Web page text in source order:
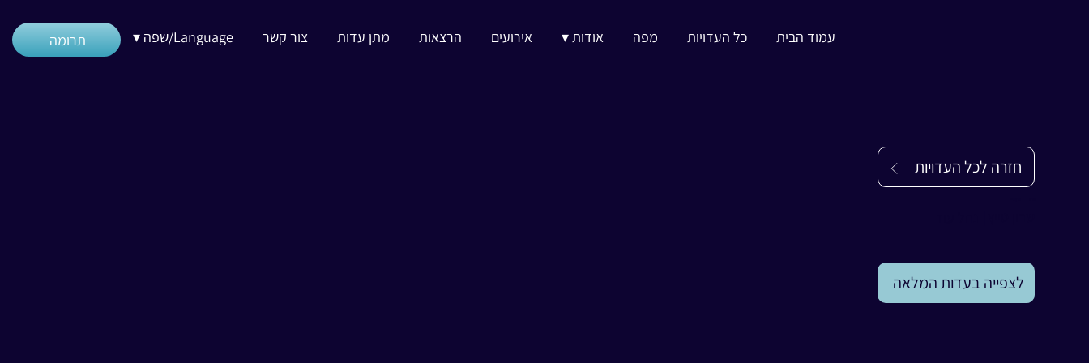
תרומה עמוד הבית כל העדויות מפה אודות ▾ אירועים הרצאות מתן עדות צור קשר Language/שפה ▾
חזרה לכל העדויות
לצפייה בעדות המלאה